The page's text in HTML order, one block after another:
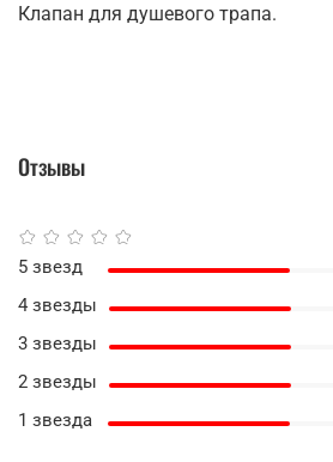
Клапан для душевого трапа.
Отзывы
5 звезд
4 звезды
3 звезды
2 звезды
1 звезда